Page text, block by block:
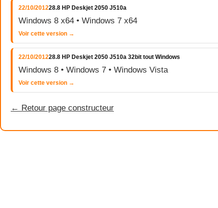
22/10/201228.8 HP Deskjet 2050 J510a
Windows 8 x64 • Windows 7 x64
Voir cette version →
22/10/201228.8 HP Deskjet 2050 J510a 32bit tout Windows
Windows 8 • Windows 7 • Windows Vista
Voir cette version →
← Retour page constructeur